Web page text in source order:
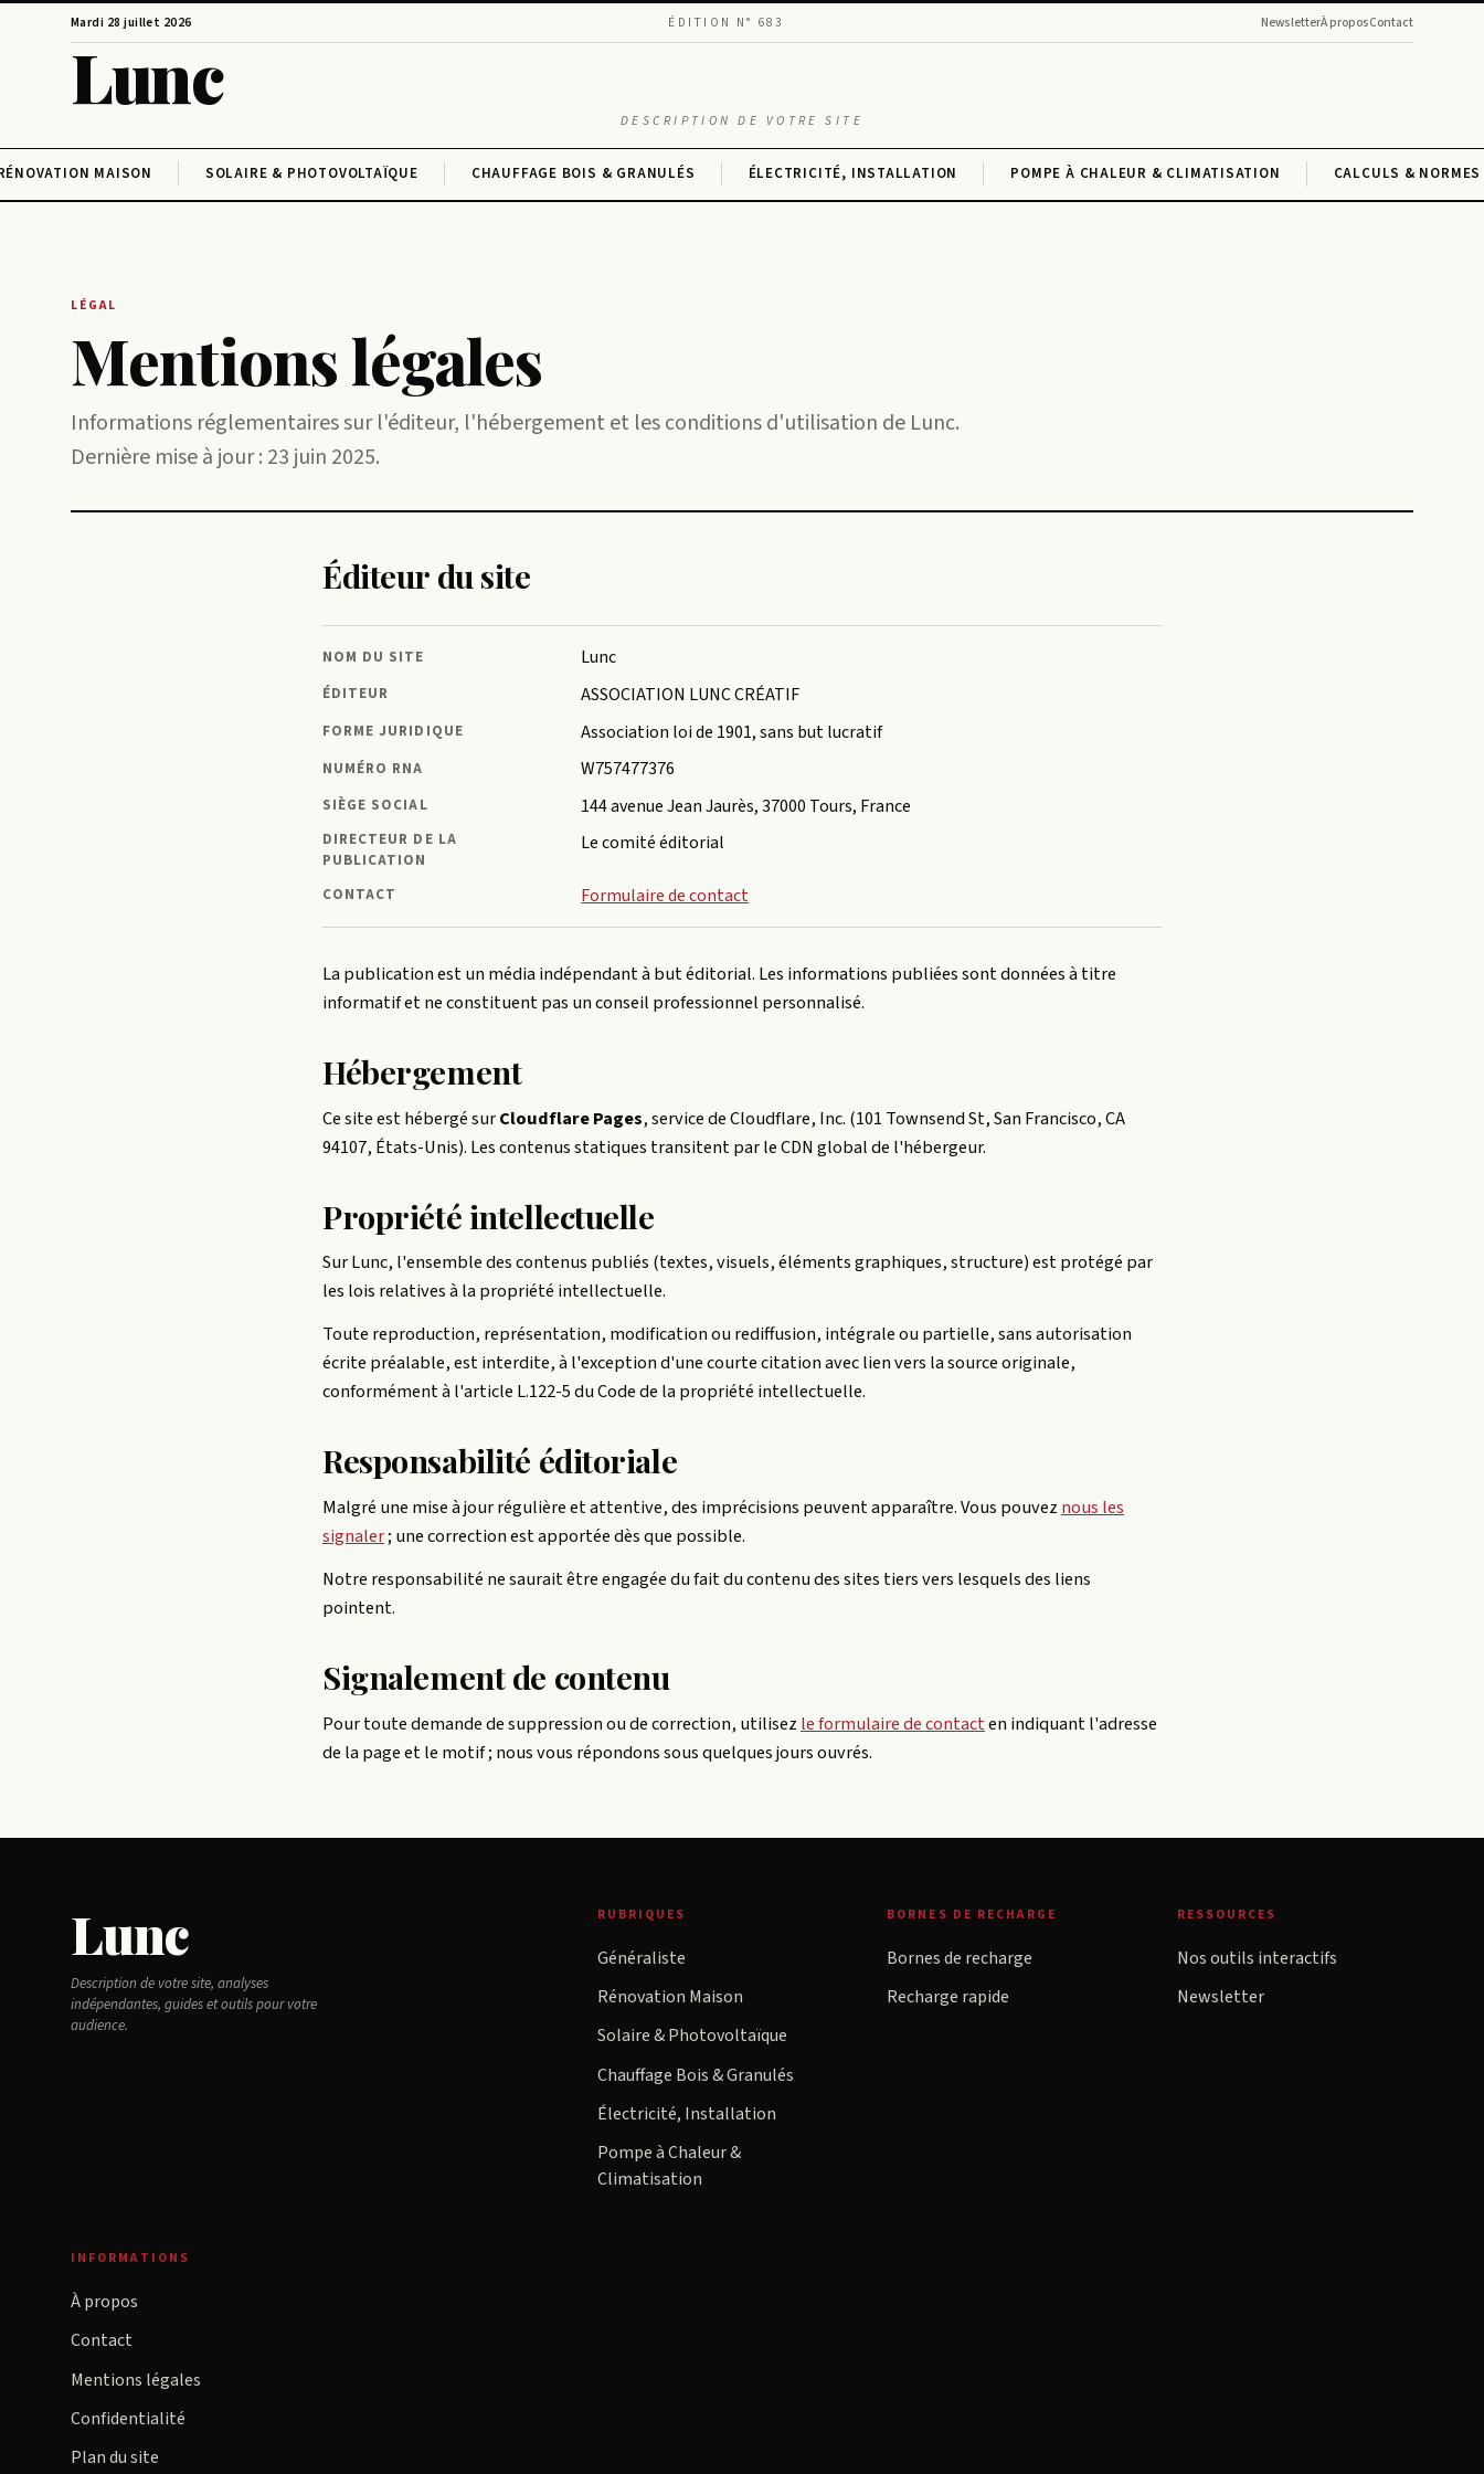
Mardi 28 juillet 2026 ÉDITION N° 683 NewsletterÀ proposContact
Lunc
DESCRIPTION DE VOTRE SITE
MAISON SOLAIRE & PHOTOVOLTAÏQUE CHAUFFAGE BOIS & GRANULÉS ÉLECTRICITÉ, INSTALLATION POMPE À CHALEUR & CLIMATISATION CALCULS &
LÉGAL
Mentions légales
Informations réglementaires sur l'éditeur, l'hébergement et les conditions d'utilisation de Lunc.
Dernière mise à jour : 23 juin 2025.
Éditeur du site
NOM DU SITE Lunc
ÉDITEUR ASSOCIATION LUNC CRÉATIF
FORME JURIDIQUE Association loi de 1901, sans but lucratif
NUMÉRO RNA W757477376
SIÈGE SOCIAL 144 avenue Jean Jaurès, 37000 Tours, France
DIRECTEUR DE LA
PUBLICATION
Le comité éditorial
CONTACT Formulaire de contact
La publication est un média indépendant à but éditorial. Les informations publiées sont données à titre
informatif et ne constituent pas un conseil professionnel personnalisé.
Hébergement
Ce site est hébergé surCloudflare Pages, service de Cloudflare, Inc. (101 Townsend St, San Francisco, CA
94107, États-Unis). Les contenus statiques transitent par le CDN global de l'hébergeur.
Propriété intellectuelle
Sur Lunc, l'ensemble des contenus publiés (textes, visuels, éléments graphiques, structure) est protégé par
les lois relatives à la propriété intellectuelle.
Toute reproduction, représentation, modification ou rediffusion, intégrale ou partielle, sans autorisation
écrite préalable, est interdite, à l'exception d'une courte citation avec lien vers la source originale,
conformément à l'article L.122-5 du Code de la propriété intellectuelle.
Responsabilité éditoriale
Malgré une mise à jour régulière et attentive, des imprécisions peuvent apparaître. Vous pouveznous les
signaler; une correction est apportée dès que possible.
Notre responsabilité ne saurait être engagée du fait du contenu des sites tiers vers lesquels des liens
pointent.
Signalement de contenu
Pour toute demande de suppression ou de correction, utilisez le formulaire de contacten indiquant l'adresse
de la page et le motif ; nous vous répondons sous quelques jours ouvrés.
Lunc
Description de votre site, analyses
indépendantes, guides et outils pour votre
audience.
RUBRIQUES
Généraliste
Rénovation Maison
Solaire & Photovoltaïque
Chauffage Bois & Granulés
Électricité, Installation
Pompe à Chaleur &
Climatisation
BORNES DE RECHARGE
Bornes de recharge
Recharge rapide
RESSOURCES
Nos outils interactifs
Newsletter
INFORMATIONS
À propos
Contact
Mentions légales
Confidentialité
Plan du site